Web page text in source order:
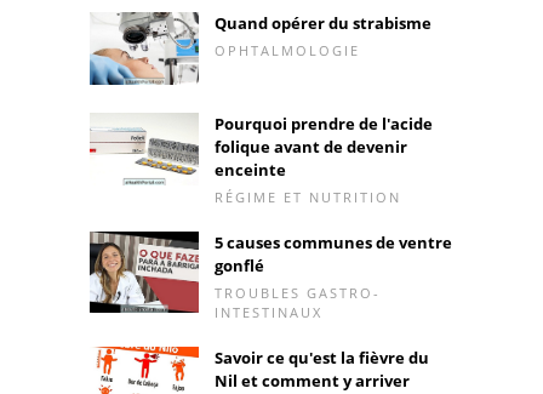
Quand opérer du strabisme
OPHTALMOLOGIE
Pourquoi prendre de l'acide
folique avant de devenir
enceinte
RÉGIME ET NUTRITION
5 causes communes de ventre
gonflé
TROUBLES GASTRO-
INTESTINAUX
Savoir ce qu'est la fièvre du
Nil et comment y arriver